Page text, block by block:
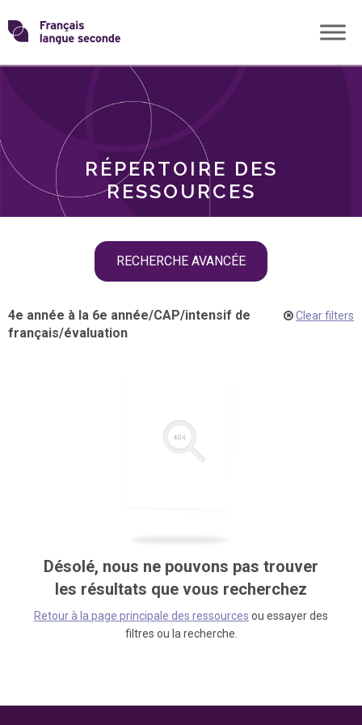
Skip
toTransformons
langue
RÉPERTOIRE DES
RESSOURCES
RECHERCHE AVANCÉE
THÈMES
4e année à la 6e année/CAP/intensif de
français/évaluation
Clear filters
Désolé, nous ne pouvons pas trouver
les résultats que vous recherchez
Retour à la page principale des ressources ou essayer des
filtres ou la recherche.